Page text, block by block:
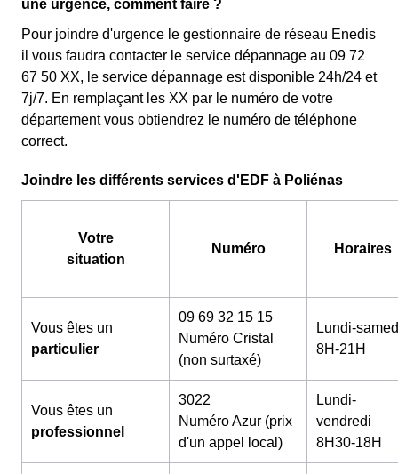
une urgence, comment faire ?
Pour joindre d'urgence le gestionnaire de réseau Enedis
il vous faudra contacter le service dépannage au 09 72
67 50 XX, le service dépannage est disponible 24h/24 et
7j/7. En remplaçant les XX par le numéro de votre
département vous obtiendrez le numéro de téléphone
correct.
Joindre les différents services d'EDF à Poliénas
Votre
situation
Numéro Horaires
Vous êtes un
particulier
09 69 32 15 15
Numéro Cristal
(non surtaxé)
Lundi-
8H-21H
Vous êtes un
professionnel
3022
Numéro Azur (prix
d'un appel local)
Lundi-
vendredi
8H30-18H